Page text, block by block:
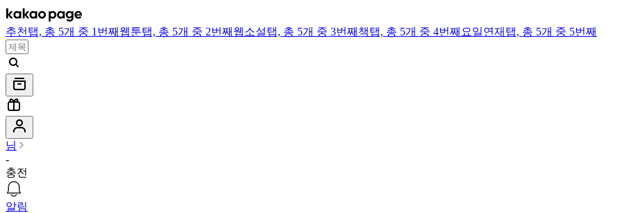
추천 탭, 총 5개 중 1번째 웹툰탭, 총 5개 중 2번째 웹소설탭, 총 5개 중 3번째 책탭, 총 5개 중 4번째 요일연재 탭, 총 5개 중 5번째
님
-
충전
알림